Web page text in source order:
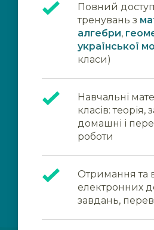
Повний
тренувань з
алгебри,
української
класи)
Навчальні
класів: теорія,
домашні і
роботи
Отримання та
електронних
завдань,